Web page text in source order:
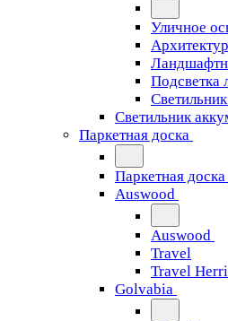
Уличное
Подсветка
Светильник
Паркетная доска
Паркетная доска
Auswood
Auswood
Travel
Travel
Golvabia